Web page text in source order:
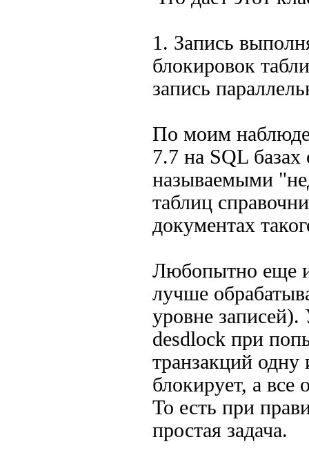
1. Запись
блокировок
запись
По моим
7.7 на SQL базах
называемыми
таблиц
документах
Любопытно еще
лучше
уровне
desdlock при
транзакций одну
блокирует, а все
То есть при
простая задача.